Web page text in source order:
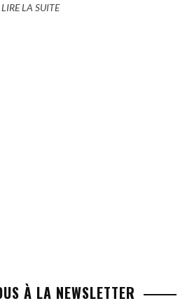
LIRE LA SUITE
À LA NEWSLETTER